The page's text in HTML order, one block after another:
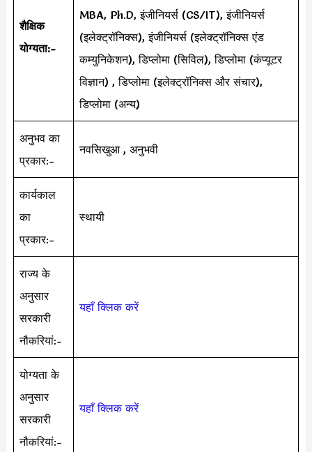
शैक्षिक
योग्यता:-
MBA, Ph.D, इंजीनियर्स (CS/IT), इंजीनियर्स
(इलेक्ट्रॉनिक्स), इंजीनियर्स (इलेक्ट्रॉनिक्स एंड
कम्युनिकेशन), डिप्लोमा (सिविल), डिप्लोमा (कंप्यूटर
विज्ञान) , डिप्लोमा (इलेक्ट्रॉनिक्स और संचार),
डिप्लोमा (अन्य)
अनुभव का
प्रकार:-
नवसिखुआ , अनुभवी
कार्यकाल
का
प्रकार:-
स्थायी
राज्य के
अनुसार
सरकारी
नौकरियां:-
यहाँ क्लिक करें
योग्यता के
अनुसार
सरकारी
नौकरियां:-
यहाँ क्लिक करें